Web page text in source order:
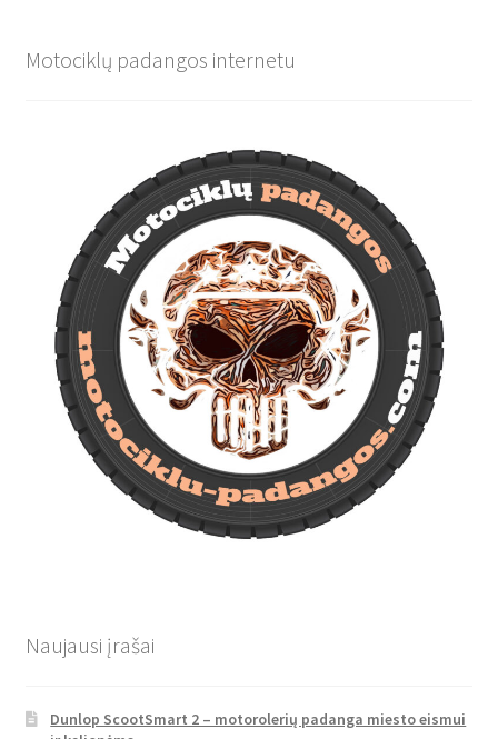
Motociklų padangos internetu
Naujausi įrašai
Dunlop ScootSmart 2 – motorolerių padanga miesto eismui